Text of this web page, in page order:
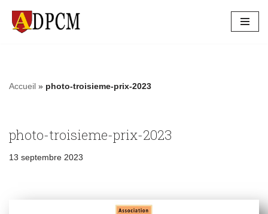
Aller
Accueil » photo-troisieme-prix-2023
photo-troisieme-prix-2023
13 septembre 2023